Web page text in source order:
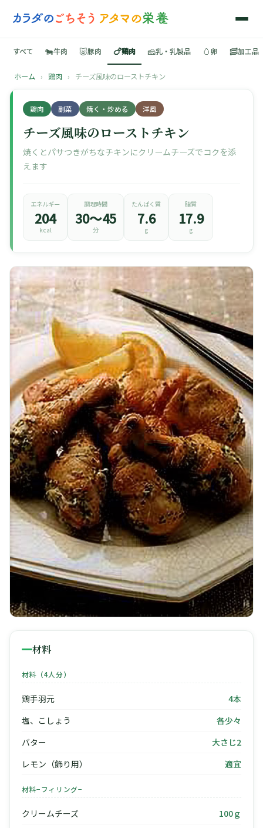
📚
🧀
🥚
🥓
すべて 🐄牛肉 🐷豚肉 🍗鶏肉 🧀乳・乳製品 🥚卵 🥓加工品
ホーム › 鶏肉 › チーズ風味のローストチキン
鶏肉 副菜 焼く・炒める 洋風
チーズ風味のローストチキン
焼くとパサつきがちなチキンにクリームチーズでコクを添
えます
エネルギー
204
kcal
調理時間
30〜45
分
たんぱく質
7.6
g
脂質
17.9
g
材料
材料（4人分）
鶏手羽元
4本
塩、こしょう
各少々
バター
大さじ2
レモン（飾り用）
適宜
材料−フィリング−
クリームチーズ
100ｇ